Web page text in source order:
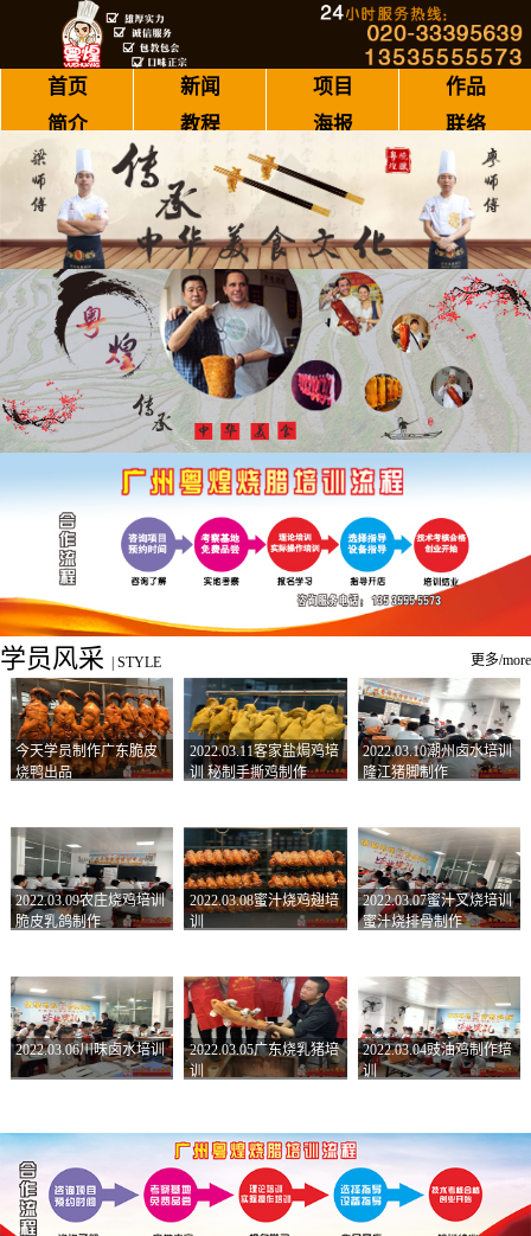
首页 新闻 项目
作品
简介
教程 海报 联络
学员风采 STYLE 更多/more
今天学员制作广东脆皮
烧鸭出品
2022.03.11客家盐焗鸡培
训 秘制手撕鸡制作
2022.03.10潮州卤水培训
隆江猪脚制作
2022.03.09农庄烧鸡培训
脆皮乳鸽制作
2022.03.08蜜汁烧鸡翅培
训
2022.03.07蜜汁叉烧培训
蜜汁烧排骨制作
2022.03.06川味卤水培训
2022.03.05广东烧乳猪培
训
2022.03.04豉油鸡制作培
训